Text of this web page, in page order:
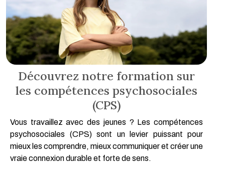
Découvrez notre formation sur
les compétences psychosociales
(CPS)
Vous travaillez avec des jeunes ? Les compétences
psychosociales (CPS) sont un levier puissant pour
mieux les comprendre, mieux communiquer et créer une
vraie connexion durable et forte de sens.